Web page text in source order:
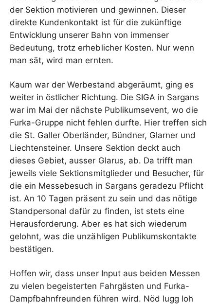
der Sektion motivieren und gewinnen. Dieser
direkte Kundenkontakt ist für die zukünftige
Entwicklung unserer Bahn von immenser
Bedeutung, trotz erheblicher Kosten. Nur wenn
man sät, wird man ernten.
Kaum war der Werbestand abgeräumt, ging es
weiter in östlicher Richtung. Die SIGA in Sargans
war im Mai der nächste Publikumsevent, wo die
Furka-Gruppe nicht fehlen durfte. Hier treffen sich
die St. Galler Oberländer, Bündner, Glarner und
Liechtensteiner. Unsere Sektion deckt auch
dieses Gebiet, ausser Glarus, ab. Da trifft man
jeweils viele Sektionsmitglieder und Besucher, für
die ein Messebesuch in Sargans geradezu Pflicht
ist. An 10 Tagen präsent zu sein und das nötige
Standpersonal dafür zu finden, ist stets eine
Herausforderung. Aber es hat sich wiederum
gelohnt, was die unzähligen Publikumskontakte
bestätigen.
Hoffen wir, dass unser Input aus beiden Messen
zu vielen begeisterten Fahrgästen und Furka-
Dampfbahnfreunden führen wird. Nöd lugg loh